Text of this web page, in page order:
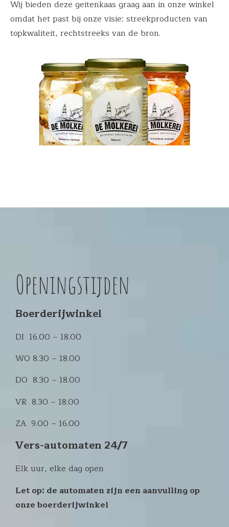
Wij bieden deze geitenkaas graag aan in onze winkel
omdat het past bij onze visie: streekproducten van
topkwaliteit, rechtstreeks van de bron.
Openingstijden
Boerderijwinkel
DI 16.00 – 18.00
WO 8.30 – 18.00
DO 8.30 – 18.00
VR 8.30 – 18.00
ZA 9.00 – 16.00
Vers-automaten 24/7
Elk uur, elke dag open
Let op: de automaten zijn een aanvulling op
onze boerderijwinkel